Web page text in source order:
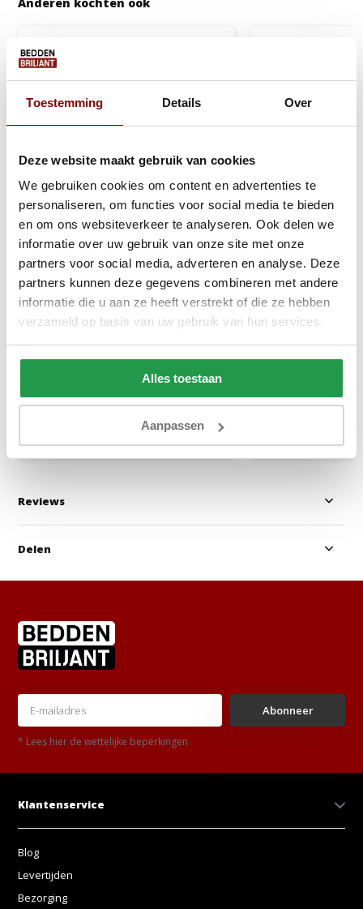
Toestemming Details Over
Deze website maakt gebruik van cookies
We gebruiken cookies om content en advertenties te
personaliseren, om functies voor social media te bieden
en om ons websiteverkeer te analyseren. Ook delen we
informatie over uw gebruik van onze site met onze
partners voor social media, adverteren en analyse. Deze
partners kunnen deze gegevens combineren met andere
informatie die u aan ze heeft verstrekt of die ze hebben
verzameld op basis van uw gebruik van hun services.
Alles toestaan
Aanpassen
Dubbel Jersey Matras
Hoeslaken Roze 220 gram
1 tot 2 werkdagen
Dubbel Jersey
Hoeslaken Wit
1 tot 2
Reviews
Delen
Abonneer
* Lees hier de wettelijke beperkingen
Klantenservice
Blog
Levertijden
Bezorging